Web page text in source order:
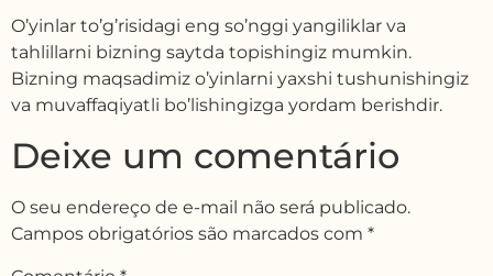
O’yinlar to’g’risidagi eng so’nggi yangiliklar va
tahlillarni bizning saytda topishingiz mumkin.
Bizning maqsadimiz o’yinlarni yaxshi tushunishingiz
va muvaffaqiyatli bo’lishingizga yordam berishdir.
Deixe um comentário
O seu endereço de e-mail não será publicado.
Campos obrigatórios são marcados com *